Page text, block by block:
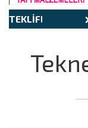
TEKLİFLER